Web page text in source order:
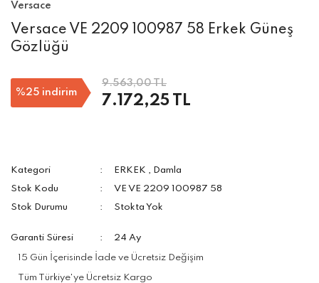
Versace
Versace VE 2209 100987 58 Erkek Güneş
Gözlüğü
%25 indirim
9.563,00 TL
7.172,25 TL
Kategori ERKEK , Damla
Stok Kodu
VE VE 2209 100987 58
Stok Durumu
Stokta Yok
Garanti Süresi 24 Ay
15 Gün İçerisinde İade ve Ücretsiz Değişim
Tüm Türkiye'ye Ücretsiz Kargo